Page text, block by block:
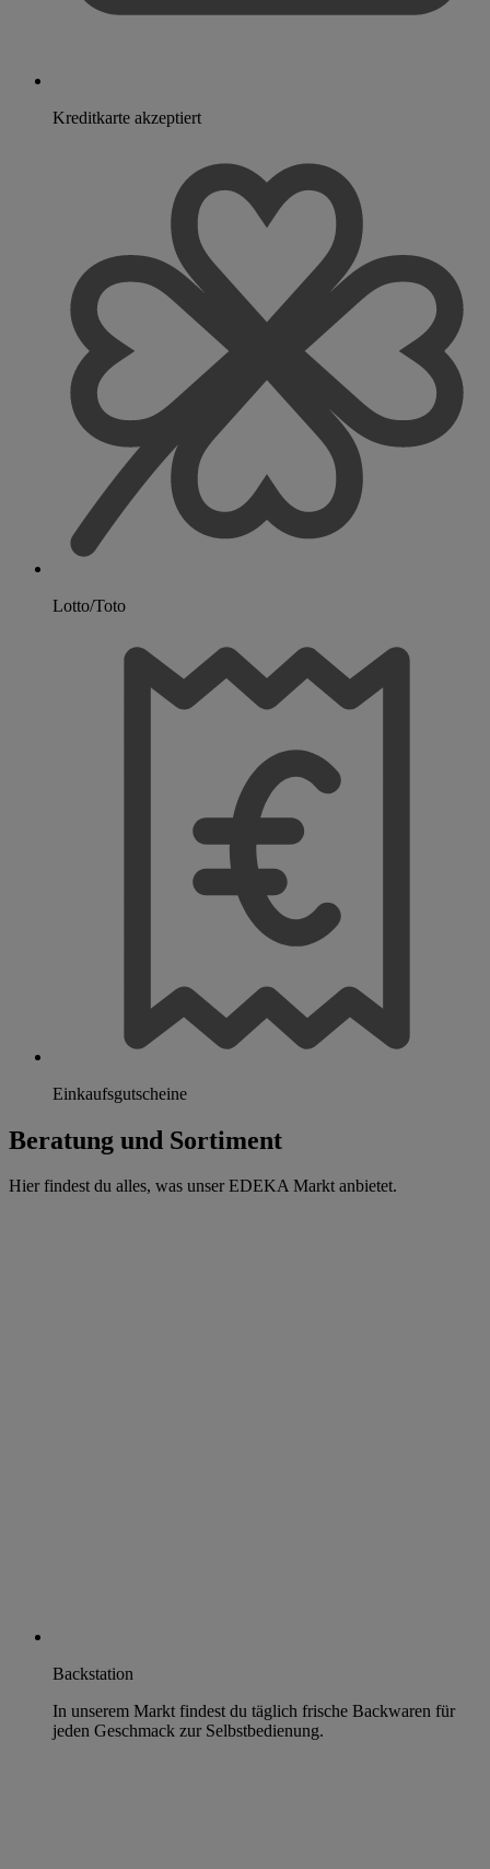
Kreditkarte akzeptiert
Lotto/Toto
Einkaufsgutscheine
Beratung und Sortiment
Hier findest du alles, was unser EDEKA Markt anbietet.
Backstation
In unserem Markt findest du täglich frische Backwaren für
jeden Geschmack zur Selbstbedienung.